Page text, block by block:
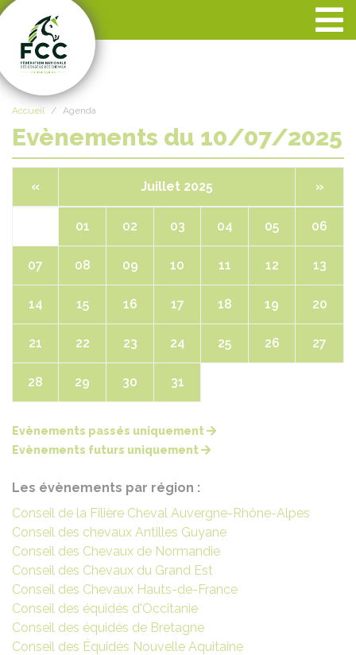
Accueil Agenda
Evènements du 10/07/2025
« Juillet 2025 »
01 02 03 04 05 06
07 08 09 10 11 12 13
14 15 16 17 18 19 20
21 22 23 24 25 26 27
28 29 30 31
Evènements passés uniquement
Evènements futurs uniquement
Les évènements par région :
Conseil de la Filière Cheval Auvergne-Rhône-Alpes
Conseil des chevaux Antilles Guyane
Conseil des Chevaux de Normandie
Conseil des Chevaux du Grand Est
Conseil des Chevaux Hauts-de-France
Conseil des équidés d'Occitanie
Conseil des équidés de Bretagne
Conseil des Équidés Nouvelle Aquitaine
Panneau de gestion des cookies